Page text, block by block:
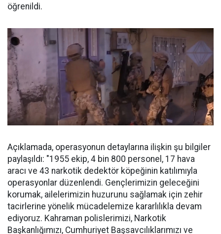
öğrenildi.
Açıklamada, operasyonun detaylarına ilişkin şu bilgiler
paylaşıldı: "1955 ekip, 4 bin 800 personel, 17 hava
aracı ve 43 narkotik dedektör köpeğinin katılımıyla
operasyonlar düzenlendi. Gençlerimizin geleceğini
korumak, ailelerimizin huzurunu sağlamak için zehir
tacirlerine yönelik mücadelemize kararlılıkla devam
ediyoruz. Kahraman polislerimizi, Narkotik
Başkanlığımızı, Cumhuriyet Başsavcılıklarımızı ve